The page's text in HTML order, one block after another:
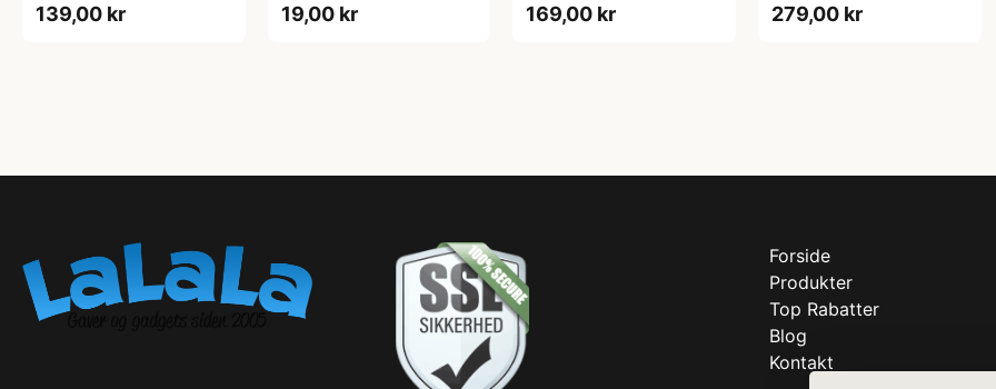
139,00 kr 19,00 kr
Ø 44mm - Sort
169,00 kr
Ø 44mm - Sort
279,00 kr
Forside
Produkter
Top Rabatter
Blog
Kontakt